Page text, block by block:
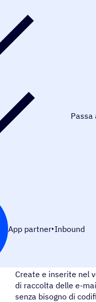
Passa
App partner Inbound
Create e inserite nel
di raccolta delle e-
senza bisogno di